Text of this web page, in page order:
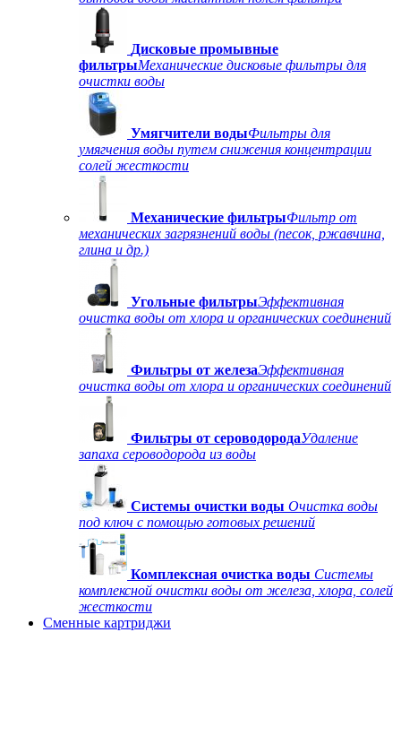
Дисковые промывные
фильтрыМеханические дисковые фильтры для
очистки воды
Умягчители водыФильтры для
умягчения воды путем снижения концентрации
солей жесткости
Механические фильтрыФильтр от
механических загрязнений воды (песок, ржавчина,
глина и др.)
Угольные фильтрыЭффективная
очистка воды от хлора и органических соединений
Фильтры от железаЭффективная
очистка воды от хлора и органических соединений
Фильтры от сероводородаУдаление
запаха сероводорода из воды
Системы очистки воды Очистка воды
под ключ с помощью готовых решений
Комплексная очистка воды Системы
комплексной очистки воды от железа, хлора, солей
жесткости
Сменные картриджи